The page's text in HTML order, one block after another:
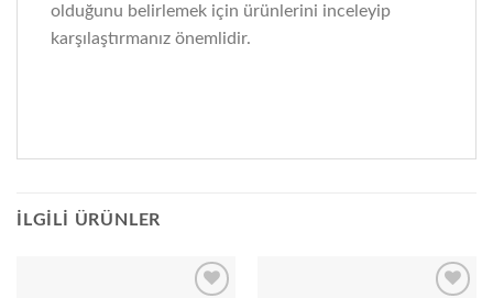
olduğunu belirlemek için ürünlerini inceleyip
karşılaştırmanız önemlidir.
İLGILI ÜRÜNLER